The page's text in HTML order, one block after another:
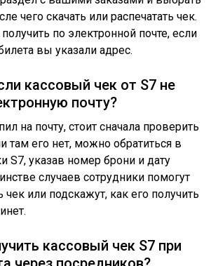
чего скачать или распечатать чек.
по электронной почте, если
вы указали адрес.
кассовый чек от S7 не
почту?
на почту, стоит сначала проверить
там его нет, можно обратиться в
S7, указав номер брони и дату
случаев сотрудники помогут
или подскажут, как его получить
кассовый чек S7 при